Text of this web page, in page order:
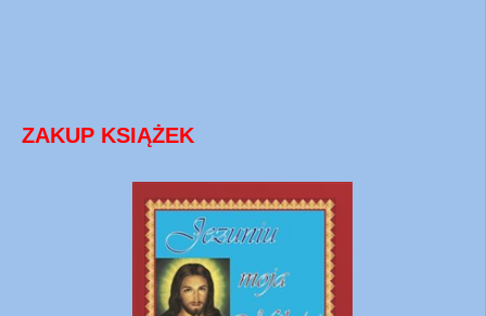
ZAKUP KSIĄŻEK